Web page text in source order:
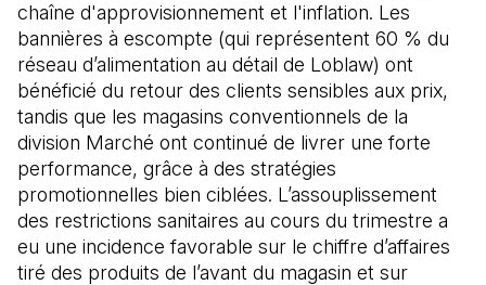
chaîne d'approvisionnement et l'inflation. Les
bannières à escompte (qui représentent 60 % du
réseau d’alimentation au détail de Loblaw) ont
bénéficié du retour des clients sensibles aux prix,
tandis que les magasins conventionnels de la
division Marché ont continué de livrer une forte
performance, grâce à des stratégies
promotionnelles bien ciblées. L’assouplissement
des restrictions sanitaires au cours du trimestre a
eu une incidence favorable sur le chiffre d’affaires
tiré des produits de l’avant du magasin et sur